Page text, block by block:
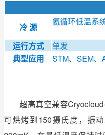
冷 源
氦循环低温系
运行方式
单发
典型应用
STM、SEM、
超高真空兼容
可烘烤到150摄氏度，振